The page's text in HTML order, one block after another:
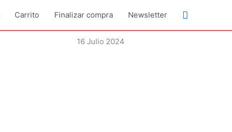
Carrito Finalizar compra Newsletter Buscar
16 Julio 2024